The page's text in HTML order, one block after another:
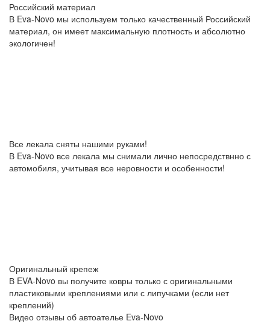
Российский материал
В Eva-Novo мы используем только качественный Российский
материал, он имеет максимальную плотность и абсолютно
экологичен!
Все лекала сняты нашими руками!
В Eva-Novo все лекала мы снимали лично непосредствнно с
автомобиля, учитывая все неровности и особенности!
Оригинальный крепеж
В EVA-Novo вы получите ковры только с оригинальными
пластиковыми креплениями или с липучками (если нет
креплений)
Видео отзывы об автоателье Eva-Novo